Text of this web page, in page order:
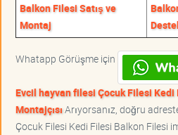
Balkon Filesi Satış ve
Montaj
Whatapp Görüşme için
Evcil hayvan filesi Çocuk Filesi
MontajçısıArıyorsanız, doğru
Çocuk Filesi Kedi Filesi Balkon Filesi